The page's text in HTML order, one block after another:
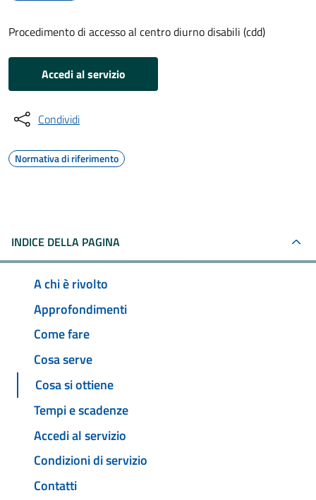
Procedimento di accesso al centro diurno disabili (cdd)
Accedi al servizio
Condividi
Normativa di riferimento
INDICE DELLA PAGINA
A chi è rivolto
Approfondimenti
Come fare
Cosa serve
Cosa si ottiene
Tempi e scadenze
Accedi al servizio
Condizioni di servizio
Contatti